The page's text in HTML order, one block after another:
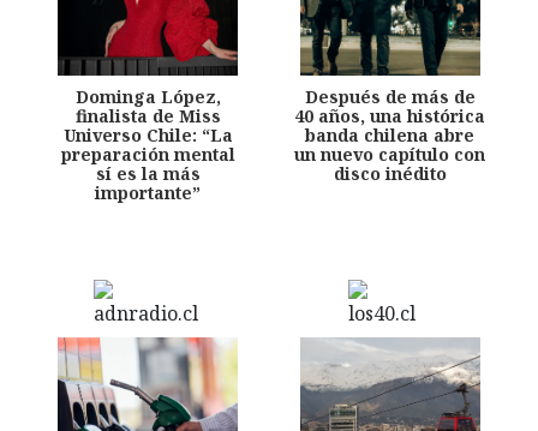
Dominga López,
finalista de Miss
Universo Chile: “La
preparación mental
sí es la más
importante”
Después de más de
40 años, una histórica
banda chilena abre
un nuevo capítulo con
disco inédito